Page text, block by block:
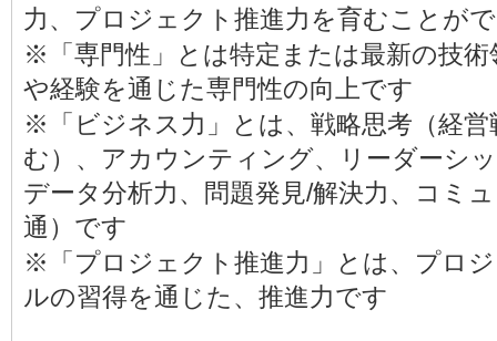
力、プロジェクト推進力を育むことが
※「専門性」とは特定または最新の技
や経験を通じた専門性の向上です
※「ビジネス力」とは、戦略思考（経
む）、アカウンティング、リーダーシ
データ分析力、問題発見/解決力、コミ
通）です
※「プロジェクト推進力」とは、プロ
ルの習得を通じた、推進力です